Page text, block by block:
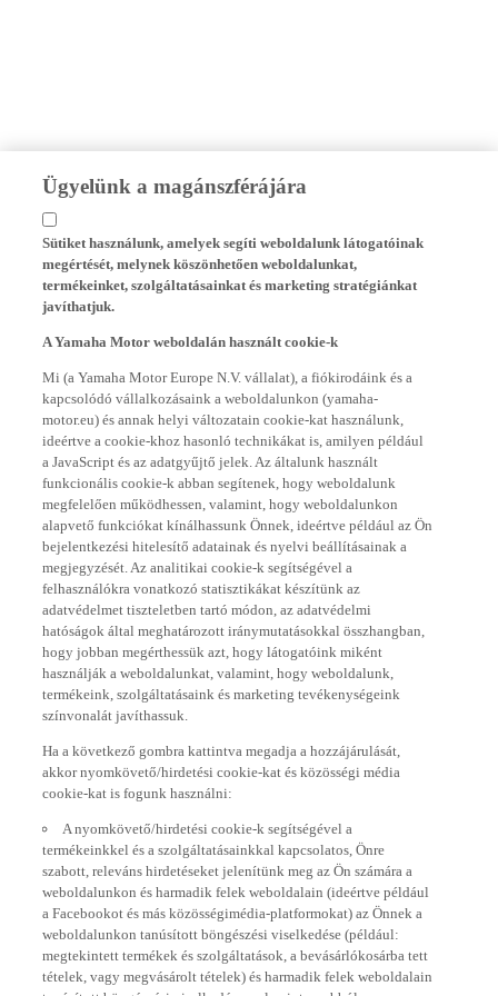
Ügyelünk a magánszférájára
Sütiket használunk, amelyek segíti weboldalunk látogatóinak
megértését, melynek köszönhetően weboldalunkat,
termékeinket, szolgáltatásainkat és marketing stratégiánkat
javíthatjuk.
kapcsolódó vállalkozásaink a weboldalunkon (yamaha-
motor.eu) és annak helyi változatain cookie-kat használunk,
ideértve a cookie-khoz hasonló technikákat is, amilyen például
a JavaScript és az adatgyűjtő jelek. Az általunk használt
funkcionális cookie-k abban segítenek, hogy weboldalunk
megfelelően működhessen, valamint, hogy weboldalunkon
alapvető funkciókat kínálhassunk Önnek, ideértve például az Ön
bejelentkezési hitelesítő adatainak és nyelvi beállításainak a
megjegyzését. Az analitikai cookie-k segítségével a
felhasználókra vonatkozó statisztikákat készítünk az
adatvédelmet tiszteletben tartó módon, az adatvédelmi
hatóságok által meghatározott iránymutatásokkal összhangban,
hogy jobban megérthessük azt, hogy látogatóink miként
használják a weboldalunkat, valamint, hogy weboldalunk,
termékeink, szolgáltatásaink és marketing tevékenységeink
színvonalát javíthassuk.
akkor nyomkövető/hirdetési cookie-kat és közösségi média
cookie-kat is fogunk használni:
termékeinkkel és a szolgáltatásainkkal kapcsolatos, Önre
szabott, releváns hirdetéseket jelenítünk meg az Ön számára a
weboldalunkon és harmadik felek weboldalain (ideértve például
a Facebookot és más közösségimédia-platformokat) az Önnek a
weboldalunkon tanúsított böngészési viselkedése (például:
megtekintett termékek és szolgáltatások, a bevásárlókosárba tett
tételek, vagy megvásárolt tételek) és harmadik felek weboldalain
tanúsított böngészési viselkedése, valamint az abból